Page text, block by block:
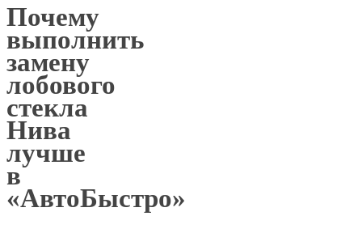
Почему
выполнить
замену
лобового
стекла
Нива
лучше
в
«АвтоБыстро»